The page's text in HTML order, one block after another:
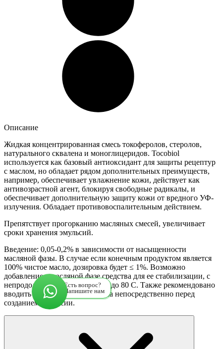
Описание
Жидкая концентрированная смесь токоферолов, стеролов,
натурального сквалена и моноглицеридов. Tocobiol
используется как базовый антиоксидант для защиты рецептур
с маслом, но обладает рядом дополнительных преимуществ,
например, обеспечивает увлажнение кожи, действует как
антивозрастной агент, блокируя свободные радикалы, и
обеспечивает дополнительную защиту кожи от вредного УФ-
излучения. Обладает противовоспалительным действием.
Препятствует прогорканию масляных смесей, увеличивает
сроки хранения эмульсий.
Введение: 0,05-0,2% в зависимости от насыщенности
масляной фазы. В случае если конечным продуктом является
100% чистое масло, дозировка будет ≤ 1%. Возможно
добавление к масляной фазе средства для ее стабилизации, с
непродолжительным нагревом до 80 С. Также рекомендовано
вводить уже в разогретые масла непосредственно перед
созданием эмульсии.
Есть вопрос?
Напишите нам